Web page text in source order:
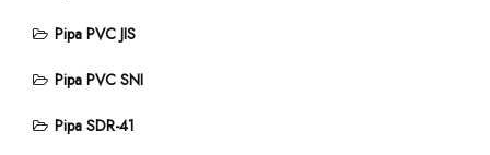
Pipa PVC JIS
Pipa PVC SNI
Pipa SDR-41